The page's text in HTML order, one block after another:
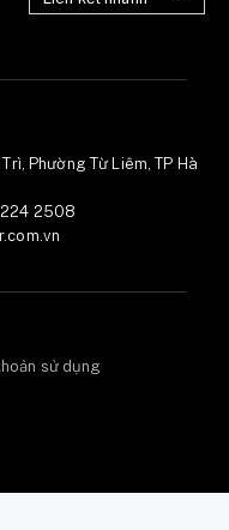
Phường Từ Liêm, TP Hà
2508
sử dụng